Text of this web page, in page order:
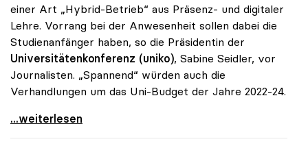
einer Art „Hybrid-Betrieb“ aus Präsenz- und digitaler
Lehre. Vorrang bei der Anwesenheit sollen dabei die
Studienanfänger haben, so die Präsidentin der
Universitätenkonferenz (uniko), Sabine Seidler, vor
Journalisten. „Spannend“ würden auch die
Verhandlungen um das Uni-Budget der Jahre 2022-24.
Unis: Ab Herbst „hybrid\", Budget „keine g'mahte
...weiterlesen